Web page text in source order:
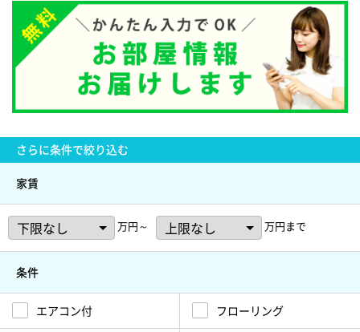
さらに条件で絞り込む
家賃
万円～ 万円まで
条件
エアコン付 フローリング